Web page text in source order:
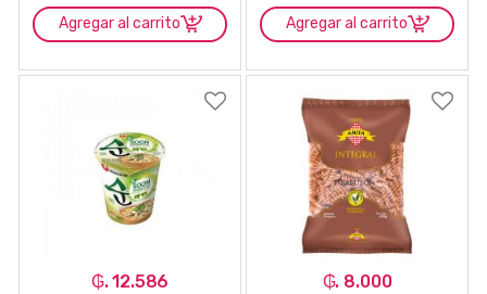
Agregar al carrito Agregar al carrito
₲. 12.586 ₲. 8.000